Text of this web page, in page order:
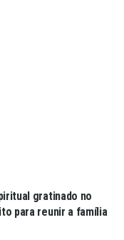
gratinado no
para reunir a família